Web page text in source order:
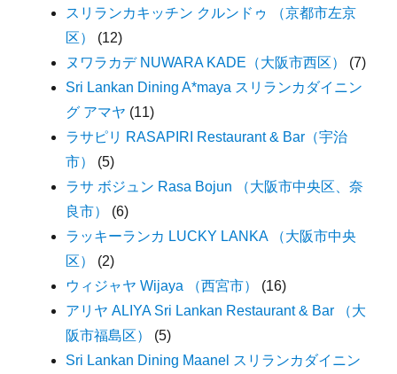
スリランカキッチン クルンドゥ （京都市左京
区）
(12)
ヌワラカデ NUWARA KADE（大阪市西区）
(7)
Sri Lankan Dining A*maya スリランカダイニン
グ アマヤ (11)
ラサピリ RASAPIRI Restaurant & Bar（宇治
市）
(5)
ラサ ボジュン Rasa Bojun （大阪市中央区、奈
良市）
(6)
ラッキーランカ LUCKY LANKA （大阪市中央
区）
(2)
ウィジャヤ Wijaya （西宮市）
(16)
アリヤ ALIYA Sri Lankan Restaurant & Bar （大
阪市福島区）
(5)
Sri Lankan Dining Maanel スリランカダイニン